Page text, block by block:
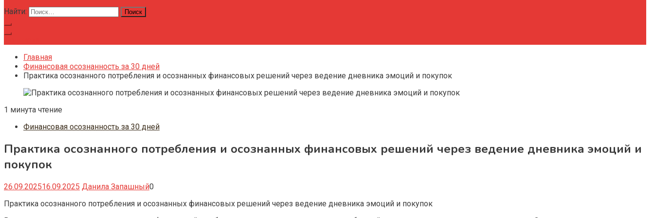
Найти:
Главная
Финансовая осознанность за 30 дней
Практика осознанного потребления и осознанных финансовых решений через ведение дневника эмоций и покупок
1 минута чтение
Финансовая осознанность за 30 дней
Практика осознанного потребления и осознанных финансовых решений через ведение дневника эмоций и
покупок
26.09.202516.09.2025 Данила Запашный0
Практика осознанного потребления и осознанных финансовых решений через ведение дневника эмоций и покупок